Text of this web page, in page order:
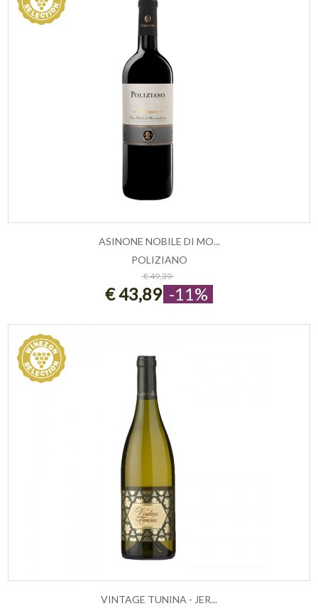
ESAURITO
ASINONE NOBILE DI MO...
POLIZIANO
€ 49,39
€ 43,89 -11%
VINTAGE TUNINA - JER...